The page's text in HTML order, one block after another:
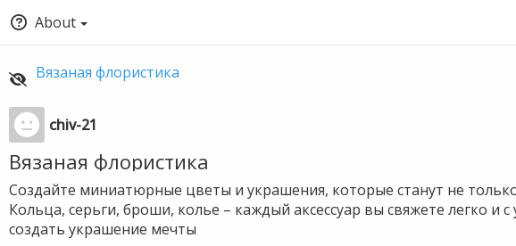
About
Вязаная флористика
chiv-21
Вязаная флористика
Создайте миниатюрные цветы и украшения, которые станут не
Кольца, серьги, броши, колье – каждый аксессуар вы свяжете легко
создать украшение мечты